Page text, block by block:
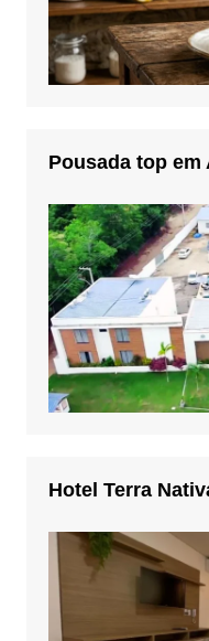
Pousada top em
Hotel Terra